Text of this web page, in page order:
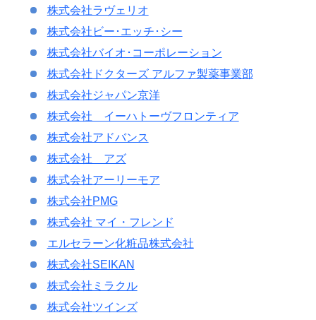
株式会社ラヴェリオ
株式会社ビー･エッチ･シー
株式会社バイオ･コーポレーション
株式会社ドクターズ アルファ製薬事業部
株式会社ジャパン京洋
株式会社 イーハトーヴフロンティア
株式会社アドバンス
株式会社 アズ
株式会社アーリーモア
株式会社PMG
株式会社 マイ・フレンド
エルセラーン化粧品株式会社
株式会社SEIKAN
株式会社ミラクル
株式会社ツインズ